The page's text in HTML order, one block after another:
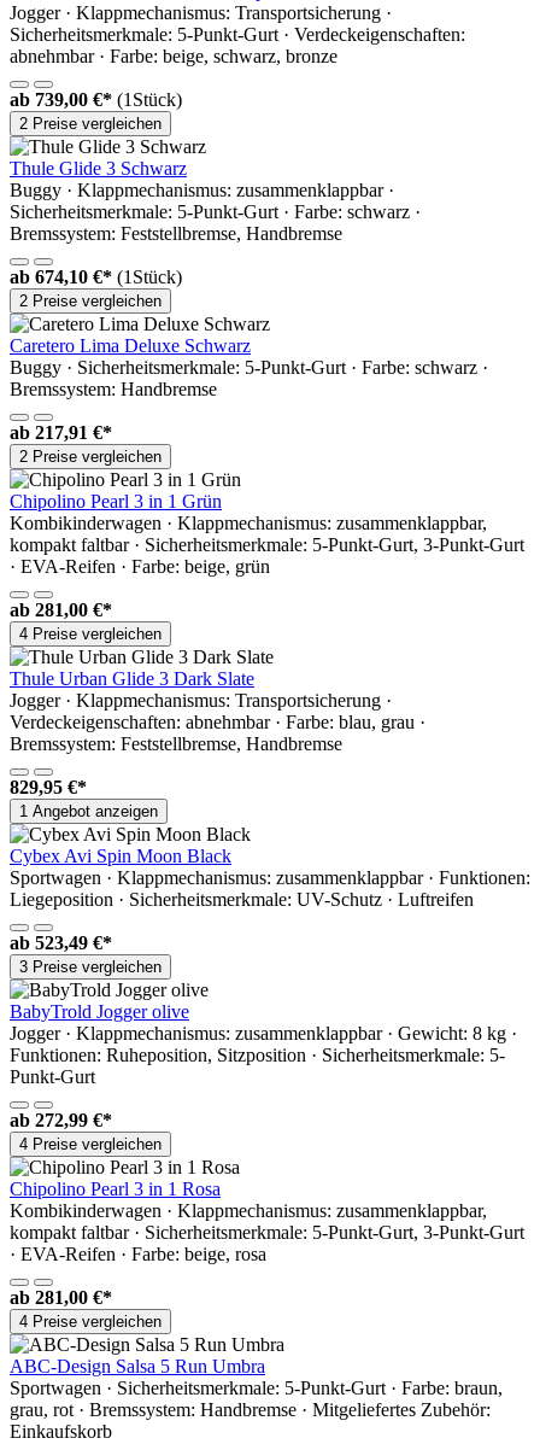
Jogger · Klappmechanismus: Transportsicherung ·
Sicherheitsmerkmale: 5-Punkt-Gurt · Verdeckeigenschaften:
abnehmbar · Farbe: beige, schwarz, bronze
ab 739,00 €* (1Stück)
2 Preise vergleichen
Thule Glide 3 Schwarz
Buggy · Klappmechanismus: zusammenklappbar ·
Sicherheitsmerkmale: 5-Punkt-Gurt · Farbe: schwarz ·
Bremssystem: Feststellbremse, Handbremse
ab 674,10 €* (1Stück)
2 Preise vergleichen
Caretero Lima Deluxe Schwarz
Buggy · Sicherheitsmerkmale: 5-Punkt-Gurt · Farbe: schwarz ·
Bremssystem: Handbremse
ab 217,91 €*
2 Preise vergleichen
Chipolino Pearl 3 in 1 Grün
Kombikinderwagen · Klappmechanismus: zusammenklappbar,
kompakt faltbar · Sicherheitsmerkmale: 5-Punkt-Gurt, 3-Punkt-Gurt
· EVA-Reifen · Farbe: beige, grün
ab 281,00 €*
4 Preise vergleichen
Thule Urban Glide 3 Dark Slate
Jogger · Klappmechanismus: Transportsicherung ·
Verdeckeigenschaften: abnehmbar · Farbe: blau, grau ·
Bremssystem: Feststellbremse, Handbremse
829,95 €*
1 Angebot anzeigen
Cybex Avi Spin Moon Black
Sportwagen · Klappmechanismus: zusammenklappbar · Funktionen:
Liegeposition · Sicherheitsmerkmale: UV-Schutz · Luftreifen
ab 523,49 €*
3 Preise vergleichen
BabyTrold Jogger olive
Jogger · Klappmechanismus: zusammenklappbar · Gewicht: 8 kg ·
Funktionen: Ruheposition, Sitzposition · Sicherheitsmerkmale: 5-
Punkt-Gurt
ab 272,99 €*
4 Preise vergleichen
Chipolino Pearl 3 in 1 Rosa
Kombikinderwagen · Klappmechanismus: zusammenklappbar,
kompakt faltbar · Sicherheitsmerkmale: 5-Punkt-Gurt, 3-Punkt-Gurt
· EVA-Reifen · Farbe: beige, rosa
ab 281,00 €*
4 Preise vergleichen
ABC-Design Salsa 5 Run Umbra
Sportwagen · Sicherheitsmerkmale: 5-Punkt-Gurt · Farbe: braun,
grau, rot · Bremssystem: Handbremse · Mitgeliefertes Zubehör:
Einkaufskorb